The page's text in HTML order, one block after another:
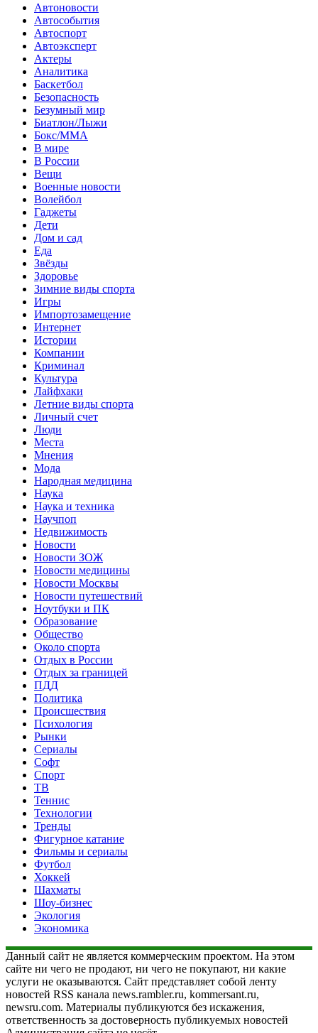
Автоновости
Автособытия
Автоспорт
Автоэксперт
Актеры
Аналитика
Баскетбол
Безопасность
Безумный мир
Биатлон/Лыжи
Бокс/MMA
В мире
В России
Вещи
Военные новости
Волейбол
Гаджеты
Дети
Дом и сад
Еда
Звёзды
Здоровье
Зимние виды спорта
Игры
Импортозамещение
Интернет
Истории
Компании
Криминал
Культура
Лайфхаки
Летние виды спорта
Личный счет
Люди
Места
Мнения
Мода
Народная медицина
Наука
Наука и техника
Научпоп
Недвижимость
Новости
Новости ЗОЖ
Новости медицины
Новости Москвы
Новости путешествий
Ноутбуки и ПК
Образование
Общество
Около спорта
Отдых в России
Отдых за границей
ПДД
Политика
Происшествия
Психология
Рынки
Сериалы
Софт
Спорт
ТВ
Теннис
Технологии
Тренды
Фигурное катание
Фильмы и сериалы
Футбол
Хоккей
Шахматы
Шоу-бизнес
Экология
Экономика
Данный сайт не является коммерческим проектом. На этом
сайте ни чего не продают, ни чего не покупают, ни какие
услуги не оказываются. Сайт представляет собой ленту
новостей RSS канала news.rambler.ru, kommersant.ru,
newsru.com. Материалы публикуются без искажения,
ответственность за достоверность публикуемых новостей